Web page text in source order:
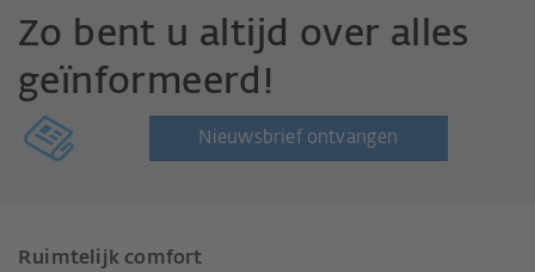
Zo bent u altijd over alles
geïnformeerd!
Nieuwsbrief ontvangen
Ruimtelijk comfort